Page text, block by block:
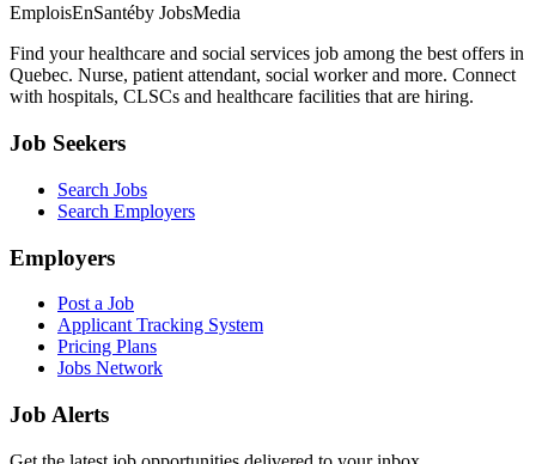
EmploisEnSantéby JobsMedia
Find your healthcare and social services job among the best offers in
Quebec. Nurse, patient attendant, social worker and more. Connect
with hospitals, CLSCs and healthcare facilities that are hiring.
Job Seekers
Search Jobs
Search Employers
Employers
Post a Job
Applicant Tracking System
Pricing Plans
Jobs Network
Job Alerts